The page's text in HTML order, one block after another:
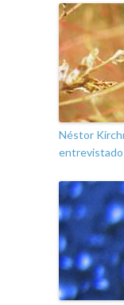
Néstor
entrevistado